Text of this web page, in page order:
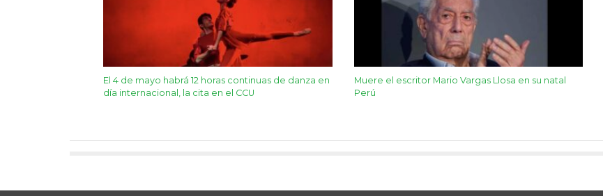
El 4 de mayo habrá 12 horas continuas de danza en
día internacional, la cita en el CCU
Muere el escritor Mario Vargas Llosa en su natal
Perú